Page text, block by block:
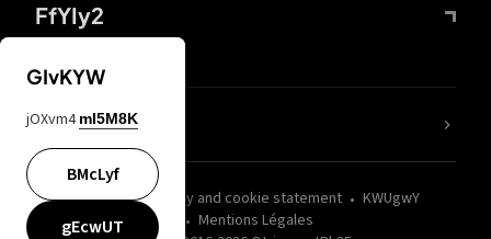
FfYIy2
wZQPfd Privacy and cookie statement
KWUgwY
Mentions Légales
nLC6tu
GIvKYW
jOXvm4 mI5M8K
BMcLyf
gEcwUT